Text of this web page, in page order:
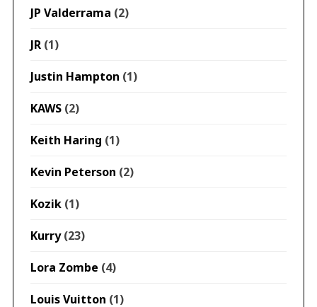
JP Valderrama (2)
JR(1)
Justin Hampton (1)
KAWS(2)
Keith Haring (1)
Kevin Peterson (2)
Kozik(1)
Kurry(23)
Lora Zombe (4)
Louis Vuitton (1)